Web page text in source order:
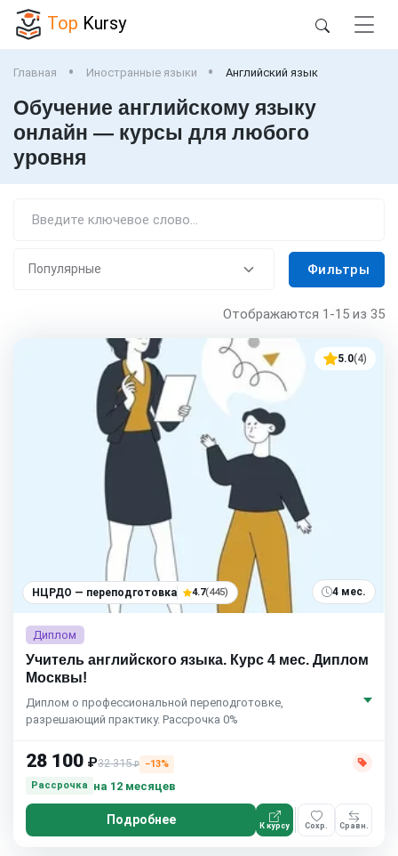
Top Kursy
Главная Иностранные языки Английский язык
Обучение английскому языку
онлайн — курсы для любого
уровня
Фильтры
Отображаются 1-15 из 35
5.0(4)
НЦРДО — переподготовка 4.7(445) 4 мес.
Диплом
Учитель английского языка. Курс 4 мес. Диплом
Москвы!
Диплом о профессиональной переподготовке,
разрешающий практику. Рассрочка 0%
28 100 ₽32 315₽
−13%
Рассрочка
на 12 месяцев
Подробнее К курсу Сохр. Сравн.